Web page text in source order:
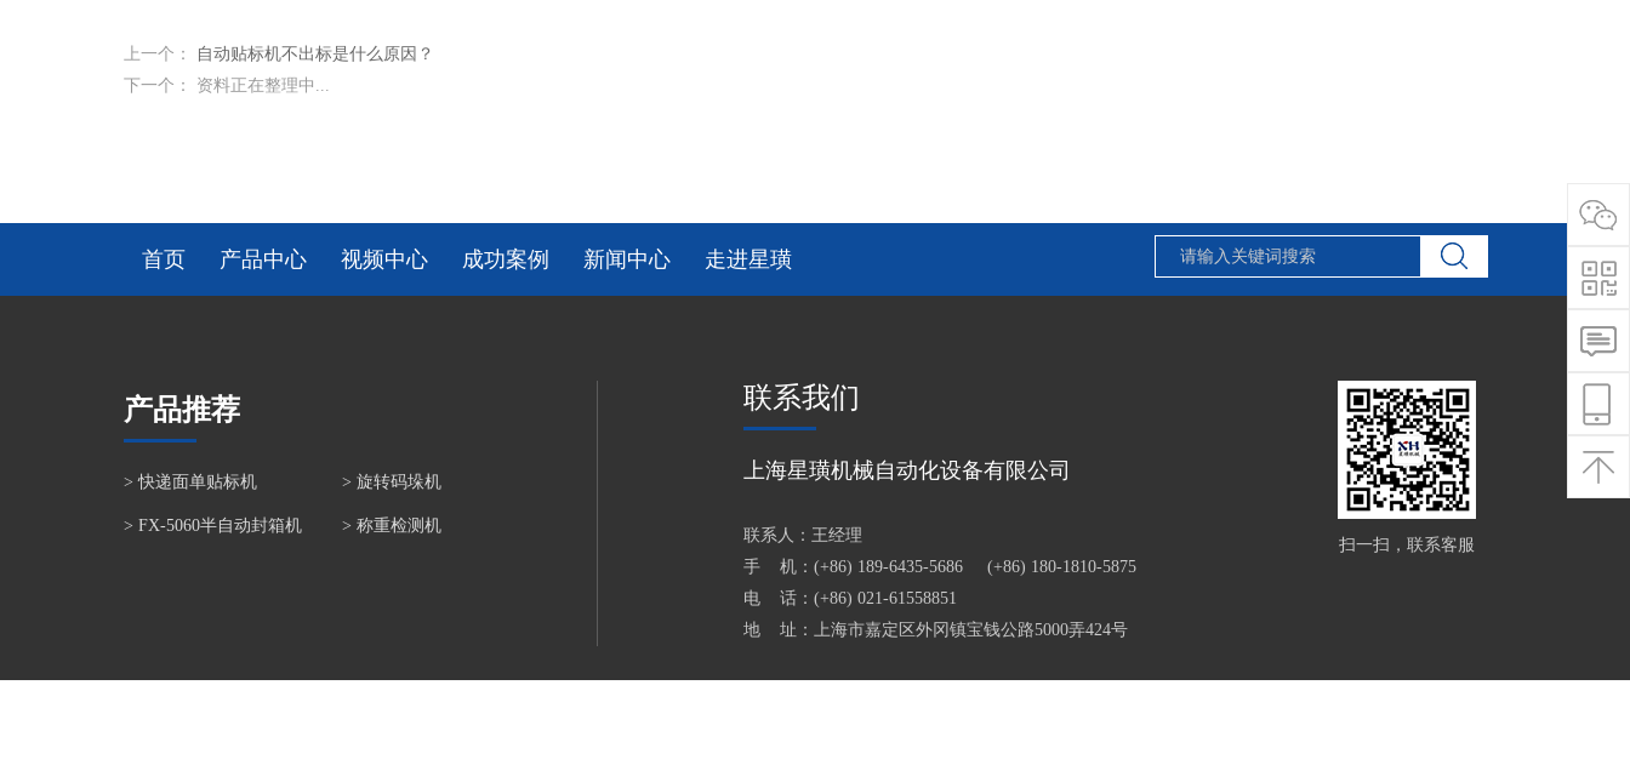
上一个：
自动贴标机不出标是什么原因？
下一个： 资料正在整理中...
首页 产品中心 视频中心 成功案例 新闻中心 走进星璜
产品推荐
>快递面单贴标机 > 旋转码垛机
> FX-5060半自动封箱机 > 称重检测机
联系我们
上海星璜机械自动化设备有限公司
联系人：王经理
手 机：(+86) 189-6435-5686 (+86) 180-1810-5875
电 话：(+86) 021-61558851
地 址：上海市嘉定区外冈镇宝钱公路5000弄424号
扫一扫，联系客服